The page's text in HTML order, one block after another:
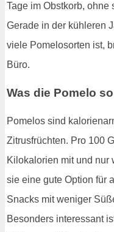
Tage im Obstkorb,
Gerade in der kühleren
viele Pomelosorten ist,
Büro.
Was die Pomelo
Pomelos sind
Zitrusfrüchten. Pro 100
Kilokalorien mit und nur
sie eine gute Option für
Snacks mit weniger
Besonders interessant